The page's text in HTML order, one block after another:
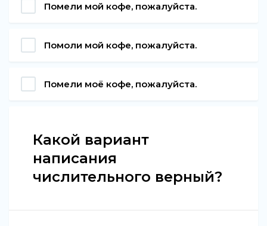
Помели мой кофе, пожалуйста.
Помоли мой кофе, пожалуйста.
Помели моё кофе, пожалуйста.
Какой вариант
написания
числительного верный?